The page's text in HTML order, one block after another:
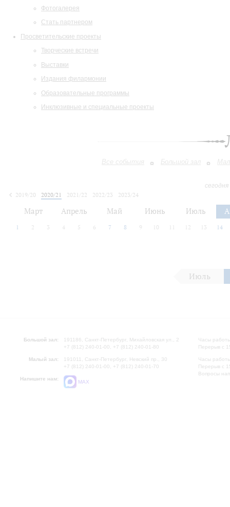
Фотогалерея
Стать партнером
Просветительские проекты
Творческие встречи
Выставки
Издания филармонии
Образовательные программы
Инклюзивные и специальные проекты
Все события Большой зал
2019/20
2020/21 2021/22 2022/23
2023/24
Март Апрель Май Июнь Июль
1 2 3 4 5 6 7 8 9 10 12 13 14
Июль
Большой зал:
191186, Санкт-Петербург, Михайловская ул., 2
+7 (812) 240-01-00, +7 (812) 240-01-80
Малый зал:
191011, Санкт-Петербург, Невский пр., 30
+7 (812) 240-01-00, +7 (812) 240-01-70
Напишите нам:
MAX
Часы
Перерыв с
Часы
Перерыв с
Вопросы